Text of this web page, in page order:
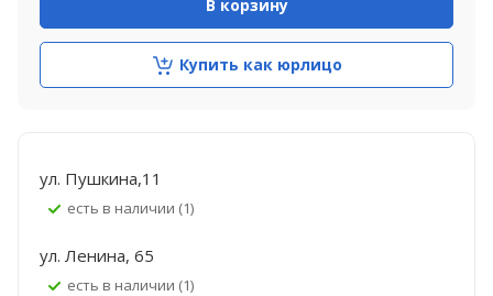
В корзину
Купить как юрлицо
ул. Пушкина,11
Есть в наличии (1)
ул. Ленина, 65
Есть в наличии (1)